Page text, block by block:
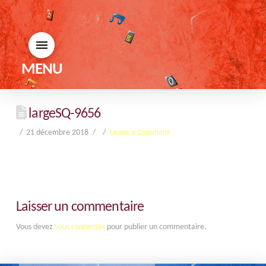
MENU
largeSQ-9656
21 décembre 2018 Leave a Comment
Laisser un commentaire
Vous devez vous connecterpour publier un commentaire.